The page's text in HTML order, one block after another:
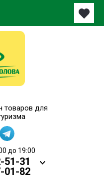
товаров для
до 19:00
51-31
01-82